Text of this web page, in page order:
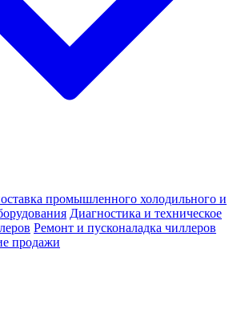
промышленного холодильного и
Диагностика и техническое
Ремонт и пусконаладка чиллеров
продажи